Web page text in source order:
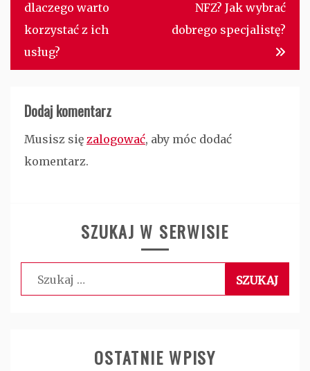
dlaczego warto
korzystać z ich
usług?
NFZ? Jak wybrać
dobrego specjalistę?
Dodaj komentarz
Musisz się zalogować, aby móc dodać
komentarz.
SZUKAJ W SERWISIE
Szukaj:
OSTATNIE WPISY